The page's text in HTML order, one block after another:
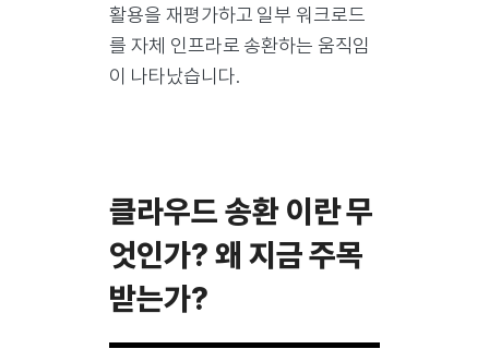
활용을 재평가하고 일부 워크로드
를 자체 인프라로 송환하는 움직임
이 나타났습니다.
클라우드 송환 이란 무
엇인가? 왜 지금 주목
받는가?